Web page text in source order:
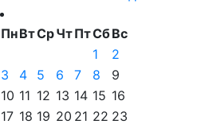
ПнВтСрЧтПтСбВс
1
2
3
4 5 6 7 8
9
10 11 12 13 14 15 16
17 18 19 20 21 22 23